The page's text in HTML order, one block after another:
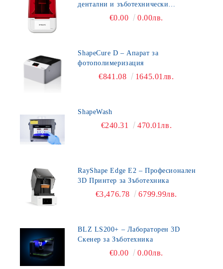
дентални и зъботехнически
приложения€0.00 0.00лв.
ShapeCure D – Апарат за
фотополимеризация
€841.08 1645.01лв.
ShapeWash
€240.31 470.01лв.
RayShape Edge E2 – Професионален
3D Принтер за Зъботехника
€3,476.78 6799.99лв.
BLZ LS200+ – Лабораторен 3D
Скенер за Зъботехника
€0.00 0.00лв.